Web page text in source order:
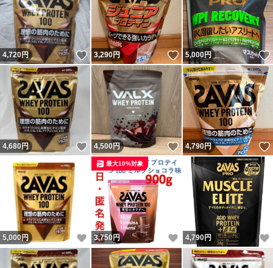
4,720円 いいね！
3,290円 いいね！
5,000円
4,680円 いいね！
4,500円 いいね！
4,790円
5,000円 いいね！
3,750円 いいね！
最大10%対象
4,790円